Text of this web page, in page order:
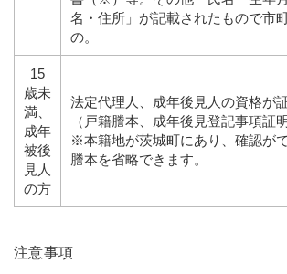
名・住所」が記載されたもので市
の。
15
歳未
満、
成年
被後
見人
の方
法定代理人、成年後見人の資格が
（戸籍謄本、成年後見登記事項証
※本籍地が茨城町にあり、確認が
謄本を省略できます。
注意事項